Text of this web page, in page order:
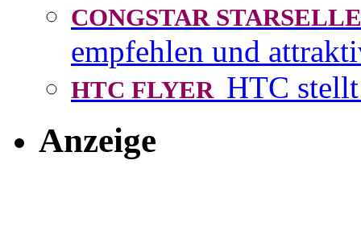
CONGSTAR
empfehlen und
HTC FLYER HTC
Anzeige